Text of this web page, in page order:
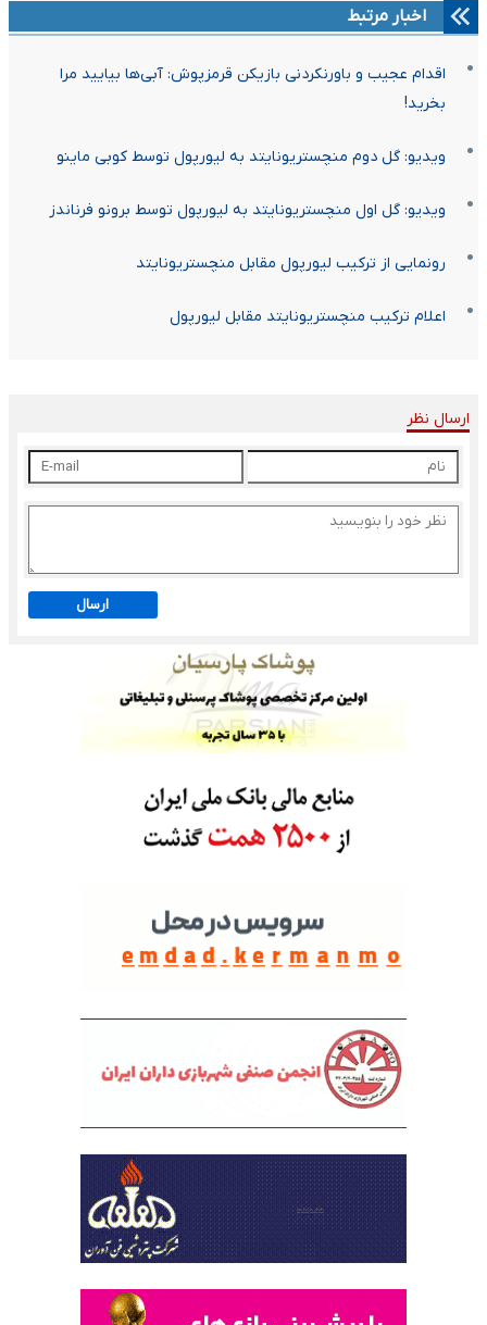
اخبار مرتبط
اقدام عجیب و باورنکردنی بازیکن قرمزپوش: آبی‌ها بیایید مرا
بخرید!
ویدیو: گل دوم منچستریونایتد به لیورپول توسط کوبی ماینو
ویدیو: گل اول منچستریونایتد به لیورپول توسط برونو فرناندز
رونمایی از ترکیب لیورپول مقابل منچستریونایتد
اعلام ترکیب منچستریونایتد مقابل لیورپول
ارسال نظر
ارسال